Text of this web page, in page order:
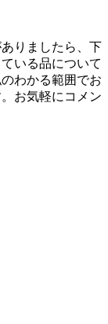
りましたら、下
いる品について
わかる範囲でお
お気軽にコメン